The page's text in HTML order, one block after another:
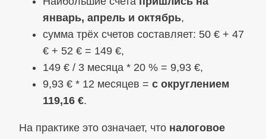
январь, апрель и октябрь,
сумма трёх счетов составляет: 50 € + 47
€ + 52 € = 149 €,
149 € / 3 месяца * 20 % = 9,93 €,
9,93 € * 12 месяцев = с округлением
119,16 €.
На практике это означает, что налоговое